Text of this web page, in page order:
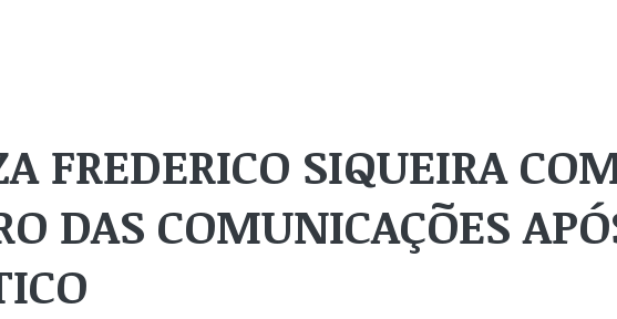
FREDERICO SIQUEIRA
DAS COMUNICAÇÕES